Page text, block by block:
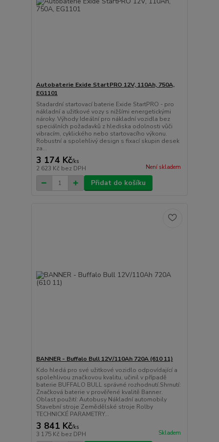
Autobaterie Exide StartPRO 12V, 110Ah, 750A,
EG1101
Stadardní startovací baterie Exide StartPRO - pro
nákladní a užitkové vozy s nižšími energetickými
nároky. Výhody Ideální pro nákladní vozidla bez
speciálních požadavků z hlediska odolnosti vůči
vibracím, cyklického nebo startovacího výkonu.
Robustní a spolehlivý design s fixací skupin desek
za...
3 174 Kč/ks
2 623 Kč bez DPH Není skladem
Přidat do košíku
BANNER - Buffalo Bull 12V/110Ah 720A (610 11)
Kdo hledá pro své užitkové vozidlo odpovídající a
spolehlivou značkovou kvalitu, učinil v případě
baterie BUFFALO BULL správné rozhodnutí.Shrnutí:
Značková baterie v prověřené kvalitě Banner.
Oblast použití: Autobusy Nákladní automobily
Stavební stroje Zemědělské stroje Rolby
TECHNICKÉ PARAMETRY...
3 841 Kč/ks
3 175 Kč bez DPH Skladem